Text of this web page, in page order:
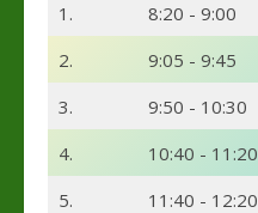
1.
8:20 - 9:00
2.
9:05 - 9:45
3.
9:50 - 10:30
4.
10:40 - 11:20
5.
11:40 - 12:20